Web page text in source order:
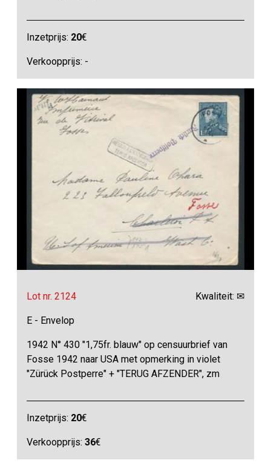
Inzetprijs: 20€
Verkoopprijs: -
Lot nr. 2124 Kwaliteit: ✉
E - Envelop
1942 N° 430 "1,75fr. blauw" op censuurbrief van
Fosse 1942 naar USA met opmerking in violet
"Zürück Postperre" + "TERUG AFZENDER", zm
Inzetprijs: 20€
Verkoopprijs:36€